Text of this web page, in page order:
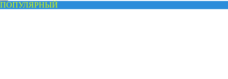
ПОПУЛЯРНЫЙ